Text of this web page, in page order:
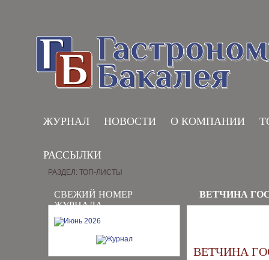
ЖУРНАЛ НОВОСТИ О КОМПАНИИ
РАССЫЛКИ
СВЕЖИЙ НОМЕР
ЖУРНАЛА
РАЗДЕЛ: ТОП-ЛИСТЫ
ВЕТЧИНА
ВЕТЧИНА